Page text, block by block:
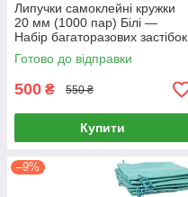
Липучки самоклейні кружки
20 мм (1000 пар) Білі —
Набір багаторазових застібок
для НУШ та творчості
Готово до відправки
500 ₴ 550 ₴
Купити
–9%